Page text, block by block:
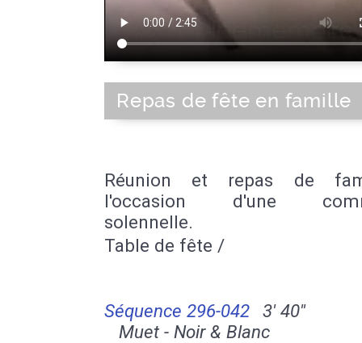
Repas de fête en famille
Réunion et repas de
l'occasion d'une
solennelle.
Table de fête /
Séquence 296-042
3' 40''
Muet - Noir & Blanc